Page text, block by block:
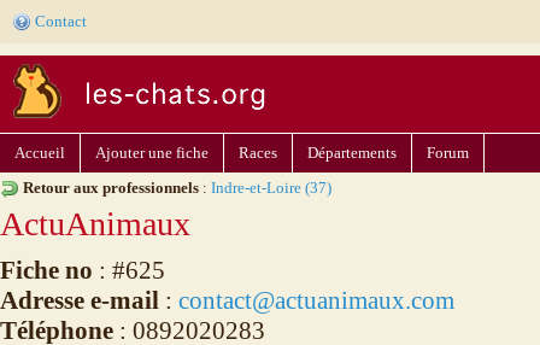
Contact
Accueil Ajouter une fiche Races Départements
Forum
Retour aux professionnels : Indre-et-Loire (37)
ActuAnimaux
Fiche no : #625
Adresse e-mail : contact@actuanimaux.com
Téléphone : 0892020283